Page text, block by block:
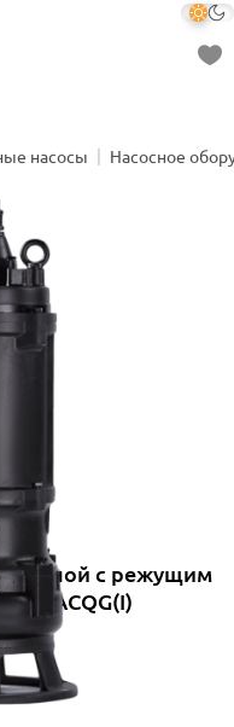
насосы Насосное
с режущим
1.1/ACQG(I)